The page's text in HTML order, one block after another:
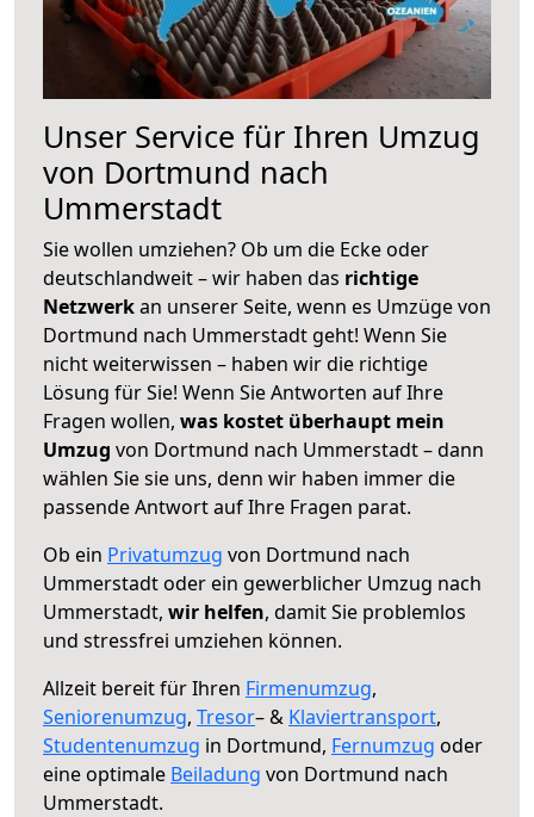
Unser Service für Ihren Umzug
von Dortmund nach
Ummerstadt
Sie wollen umziehen? Ob um die Ecke oder
deutschlandweit – wir haben das richtige
Netzwerkan unserer Seite, wenn es Umzüge von
Dortmund nach Ummerstadt geht! Wenn Sie
nicht weiterwissen – haben wir die richtige
Lösung für Sie! Wenn Sie Antworten auf Ihre
Fragen wollen, was kostet überhaupt mein
Umzug von Dortmund nach Ummerstadt – dann
wählen Sie sie uns, denn wir haben immer die
passende Antwort auf Ihre Fragen parat.
Ob ein Privatumzug von Dortmund nach
Ummerstadt oder ein gewerblicher Umzug nach
Ummerstadt, wir helfen, damit Sie problemlos
und stressfrei umziehen können.
Allzeit bereit für Ihren Firmenumzug,
Seniorenumzug, Tresor– & Klaviertransport,
Studentenumzug in Dortmund, Fernumzug oder
eine optimale Beiladung von Dortmund nach
Ummerstadt.